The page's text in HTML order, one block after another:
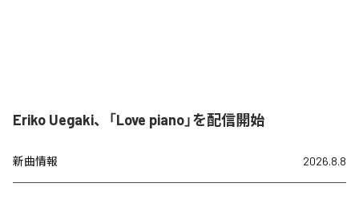
Eriko Uegaki、「Love piano」を配信開始
新曲情報 2026.8.8